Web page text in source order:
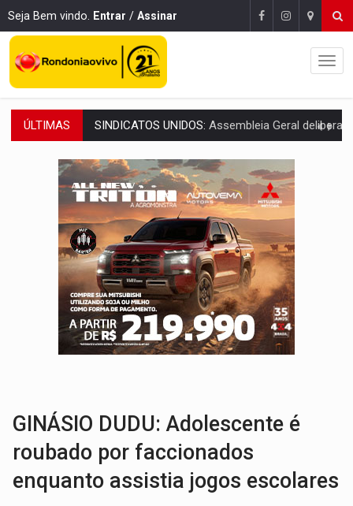
Seja Bem vindo. Entrar / Assinar
ÚLTIMAS PROCESSO SELETIVO:Rondoniaovivo abre oficina de Comunicação com
AGOSTO LILÁS:MPRO lança de portal e promove reflexão sobre trajetória da
REGULARIZAÇÃO:Refis 2026 segue até o fim do ano para
ROLIM DE MOURA:Programa da Energisa beneficia 60 famílias com geladeiras
VIOLÊNCIA VICÁRIA:MPRO obtém condenação de réu a 21 anos de prisão
INDISPONÍVEL:Transparência do Cinderondônia apresenta
AMPLIAÇÃO: IGs de Rondônia entram em programa internacional para
VÍDEO:Acidente envolve cinco veículos em obra de
GINÁSIO DUDU: Adolescente é
roubado por faccionados
enquanto assistia jogos escolares